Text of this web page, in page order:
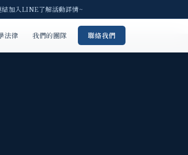
入LINE了解活動詳情~
法律 我們的團隊 聯絡我們